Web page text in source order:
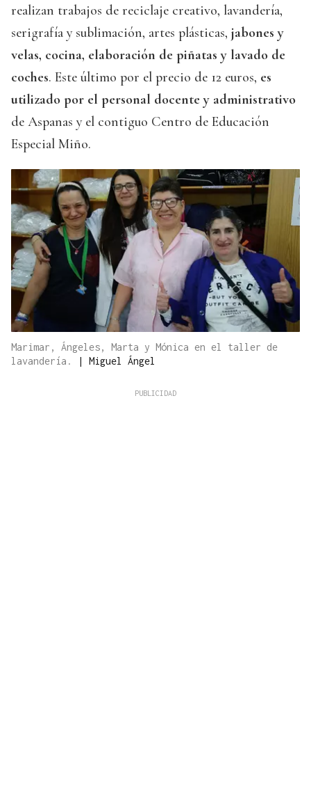
realizan trabajos de reciclaje creativo, lavandería,
serigrafía y sublimación, artes plásticas, jabones y
velas, cocina, elaboración de piñatas y lavado de
coches. Este último por el precio de 12 euros, es
utilizado por el personal docente y administrativo
de Aspanas y el contiguo Centro de Educación
Especial Miño.
Marimar, Ángeles, Marta y Mónica en el taller de
lavandería.
| Miguel Ángel